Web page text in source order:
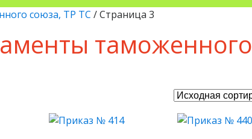
союза, ТР ТС / Страница 3
таможенного